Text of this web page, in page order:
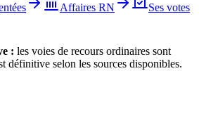
Affaires RN Ses votes
: les voies de recours ordinaires sont
définitive selon les sources disponibles.